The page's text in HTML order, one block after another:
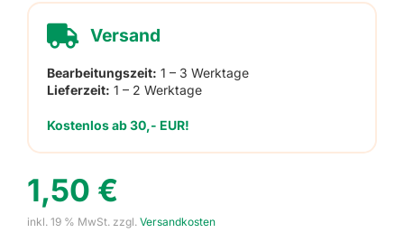
Versand
Bearbeitungszeit: 1 – 3 Werktage
Lieferzeit: 1 – 2 Werktage
Kostenlos ab 30,- EUR!
1,50 €
inkl. 19 % MwSt. zzgl. Versandkosten